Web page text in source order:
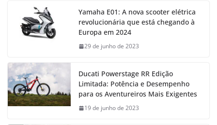
Yamaha E01: A nova scooter elétrica
revolucionária que está chegando à
Europa em 2024
29 de junho de 2023
Ducati Powerstage RR Edição
Limitada: Potência e Desempenho
para os Aventureiros Mais Exigentes
19 de junho de 2023